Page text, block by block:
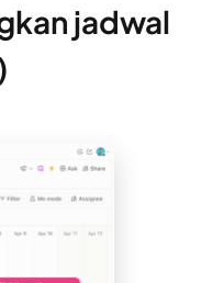
jadwal